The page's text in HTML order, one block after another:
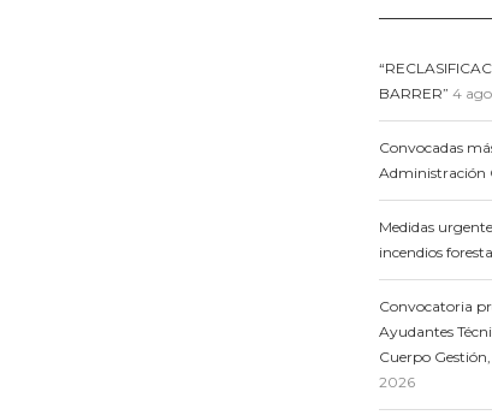
BARRER” 4
Convocadas
Administración
Medidas
incendios
Convocatoria
Ayudantes
Cuerpo
2026